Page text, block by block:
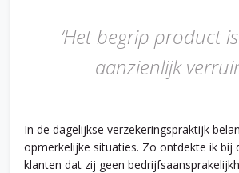
‘Het begrip product
aanzienlijk
In de dagelijkse verzekeringspraktijk
opmerkelijke situaties. Zo ontdekte ik bij
klanten dat zij geen